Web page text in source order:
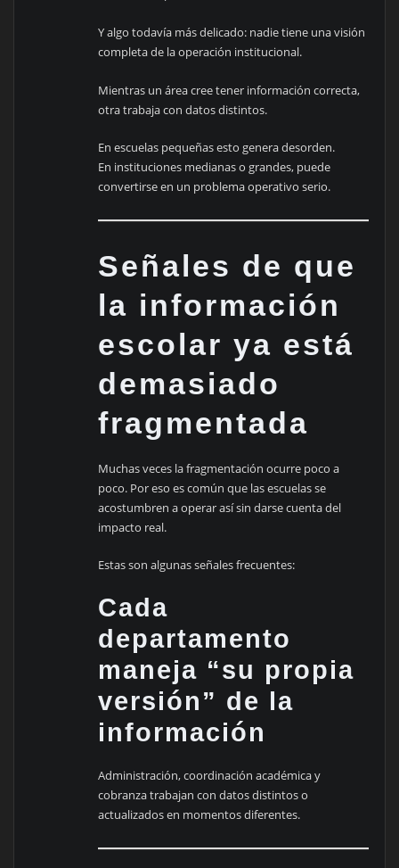
Y algo todavía más delicado: nadie tiene una visión
completa de la operación institucional.
Mientras un área cree tener información correcta,
otra trabaja con datos distintos.
En escuelas pequeñas esto genera desorden.
En instituciones medianas o grandes, puede
convertirse en un problema operativo serio.
Señales de que
la información
escolar ya está
demasiado
fragmentada
Muchas veces la fragmentación ocurre poco a
poco. Por eso es común que las escuelas se
acostumbren a operar así sin darse cuenta del
impacto real.
Estas son algunas señales frecuentes:
Cada
departamento
maneja “su propia
versión” de la
información
Administración, coordinación académica y
cobranza trabajan con datos distintos o
actualizados en momentos diferentes.